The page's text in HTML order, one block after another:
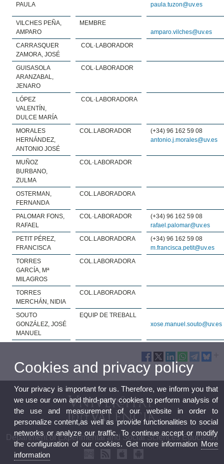
PAULA
paula.tuzon@uv.es
VILCHES PEÑA,
AMPARO
MEMBRE
amparo.vilches@uv.es
CARRASQUER
ZAMORA, JOSÉ
COL·LABORADOR
GUISASOLA
ARANZABAL,
JENARO
COL·LABORADOR
LÓPEZ
VALENTÍN,
DULCE MARÍA
COL·LABORADORA
MORALES
HERNÁNDEZ,
ANTONIO JOSÉ
COL.LABORADOR
(+34) 96 162 59 08
antonio.j.morales@uv.es
MUÑOZ
BURBANO,
ZULMA
COL·LABORADOR
OSTERMAN,
FERNANDA
COL.LABORADORA
PALOMAR FONS,
RAFAEL
COL·LABORADOR
(+34) 96 162 59 08
rafael.palomar@uv.es
PETIT PÉREZ,
FRANCISCA
COL.LABORADORA
(+34) 96 162 59 08
m.francisca.petit@uv.es
TORRES
GARCÍA, Mª
MILAGROS
COL.LABORADORA
TORRES
MERCHÁN, NIDIA
COL.LABORADORA
SOUTO
GONZÁLEZ, JOSÉ
MANUEL
EQUIP DE TREBALL
xose.manuel.souto@uv.es
Department of Experimental and Social Sciences Education
Cookies and privacy policy
Your privacy is important for us. Therefore, we inform you that
we use our own and third-party cookies to perform analysis of
the use and measurement of our website in order to
personalize content,as well as provide functionalities to social
networks or analyze our traffic. To continue accept or modify
the configuration of our cookies. Get more information More
information